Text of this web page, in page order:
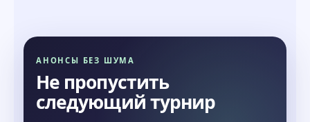
АНОНСЫ БЕЗ ШУМА
Не пропустить
следующий турнир